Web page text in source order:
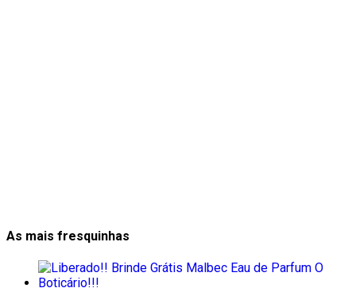
As mais fresquinhas